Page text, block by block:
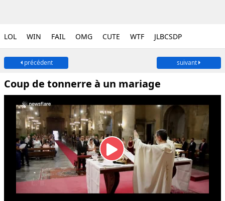
LOL WIN FAIL OMG CUTE WTF JLBCSDP
précédent suivant
Coup de tonnerre à un mariage